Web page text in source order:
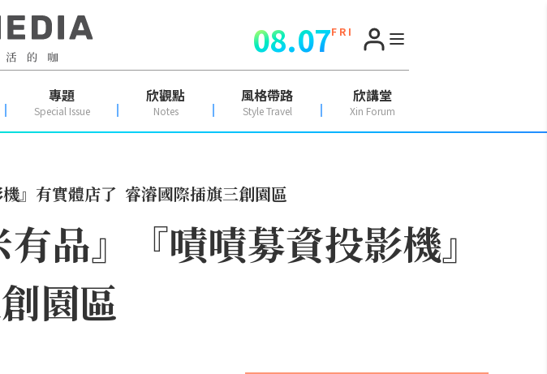
08.07F R I
專題
Special Issue
欣觀點
Notes
風格帶路
Style Travel
欣講堂
Xin Forum
』有實體店了 睿濬國際插旗三創園區
品』『嘖嘖募資投影機』
園區